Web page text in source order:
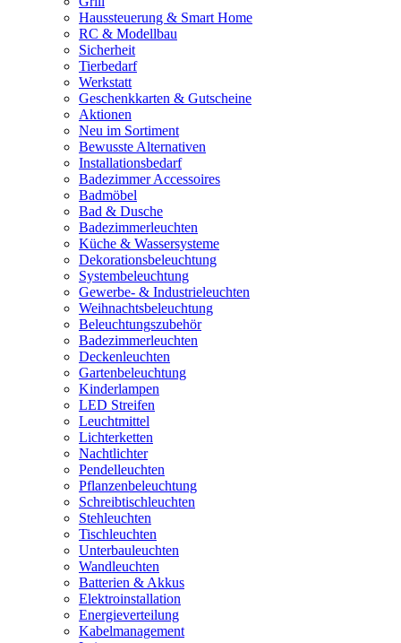
Haussteuerung & Smart Home
RC & Modellbau
Sicherheit
Tierbedarf
Werkstatt
Geschenkkarten & Gutscheine
Aktionen
Neu im Sortiment
Bewusste Alternativen
Installationsbedarf
Badezimmer Accessoires
Badmöbel
Bad & Dusche
Badezimmerleuchten
Küche & Wassersysteme
Dekorationsbeleuchtung
Systembeleuchtung
Gewerbe- & Industrieleuchten
Weihnachtsbeleuchtung
Beleuchtungszubehör
Badezimmerleuchten
Deckenleuchten
Gartenbeleuchtung
Kinderlampen
LED Streifen
Leuchtmittel
Lichterketten
Nachtlichter
Pendelleuchten
Pflanzenbeleuchtung
Schreibtischleuchten
Stehleuchten
Tischleuchten
Unterbauleuchten
Wandleuchten
Batterien & Akkus
Elektroinstallation
Energieverteilung
Kabelmanagement